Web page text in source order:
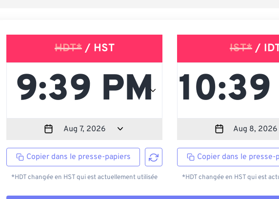
HDT*/ HST
Copier dans le presse-papiers
*HDT changée en HST qui est actuellement utilisée
IST*/
Copier dans le presse-
*HDT changée en HST qui est